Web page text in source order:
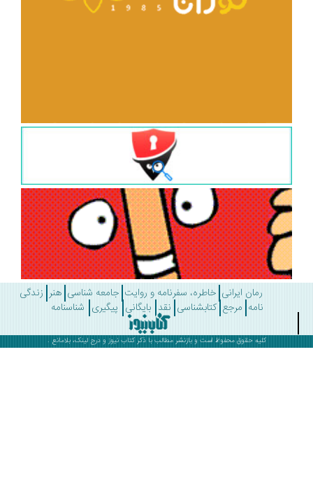
رمان ایرانی خاطره، سفرنامه و روایت جامعه شناسی هنر زندگی
مرجع کتابشناسی نقد بایگانی پیگیری شناسنامه
کلیه حقوق محفوظ است و بازنشر مطالب با ذکرکتاب نیوز و درج لینک، بلامانع .